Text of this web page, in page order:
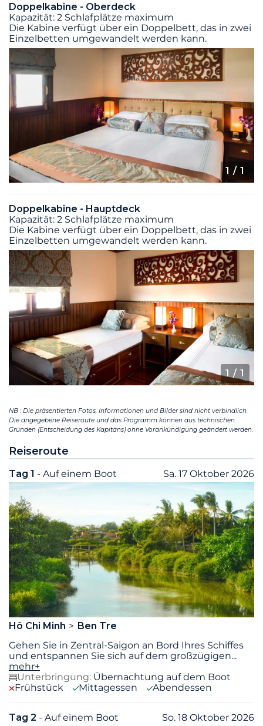
Doppelkabine - Oberdeck
Kapazität: 2 Schlafplätze maximum
Die Kabine verfügt über ein Doppelbett, das in zwei
Einzelbetten umgewandelt werden kann.
1 / 1
Doppelkabine - Hauptdeck
Kapazität: 2 Schlafplätze maximum
Die Kabine verfügt über ein Doppelbett, das in zwei
Einzelbetten umgewandelt werden kann.
1 / 1
NB : Die präsentierten Fotos, Informationen und Bilder sind nicht verbindlich.
Die angegebene Reiseroute und das Programm können aus technischen
Gründen (Entscheidung des Kapitäns) ohne Vorankündigung geändert werden.
Reiseroute
Tag 1 - Auf einem Boot Sa. 17 Oktober 2026
Hô Chi Minh
Ben Tre
Gehen Sie in Zentral-Saigon an Bord Ihres Schiffes
und entspannen Sie sich auf dem großzügigen...
mehr+
Unterbringung: Übernachtung auf dem Boot
Frühstück
Mittagessen Abendessen
Tag 2 - Auf einem Boot So. 18 Oktober 2026